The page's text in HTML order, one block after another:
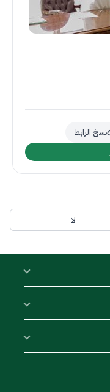
نسخ الرابط
لا